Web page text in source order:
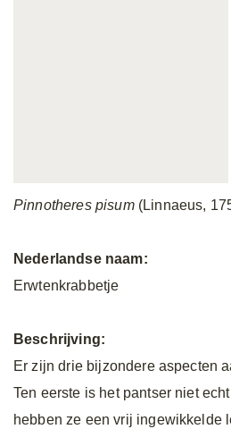
Pinnotheres pisum(Linnaeus,
Nederlandse naam:
Erwtenkrabbetje
Beschrijving:
Er zijn drie bijzondere aspecten
Ten eerste is het pantser niet
hebben ze een vrij ingewikkelde